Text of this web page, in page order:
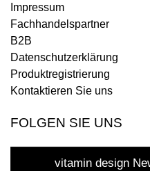
Impressum
Fachhandelspartner
B2B
Datenschutzerklärung
Produktregistrierung
Kontaktieren Sie uns
FOLGEN SIE UNS
vitamin design